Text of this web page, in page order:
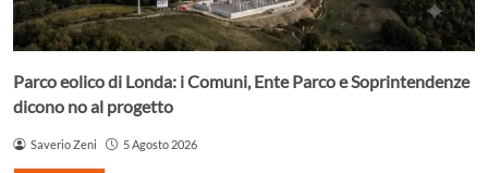
Parco eolico di Londa: i Comuni, Ente Parco e Soprintendenze
dicono no al progetto
Saverio Zeni 5 Agosto 2026